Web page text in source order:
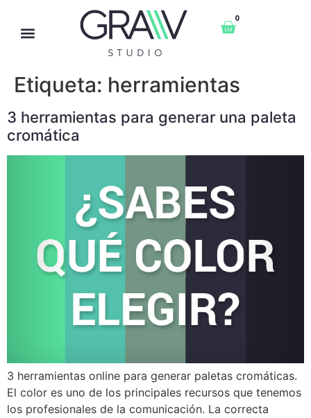
0
Etiqueta: herramientas
3 herramientas para generar una paleta
cromática
3 herramientas online para generar paletas cromáticas.
El color es uno de los principales recursos que tenemos
los profesionales de la comunicación. La correcta